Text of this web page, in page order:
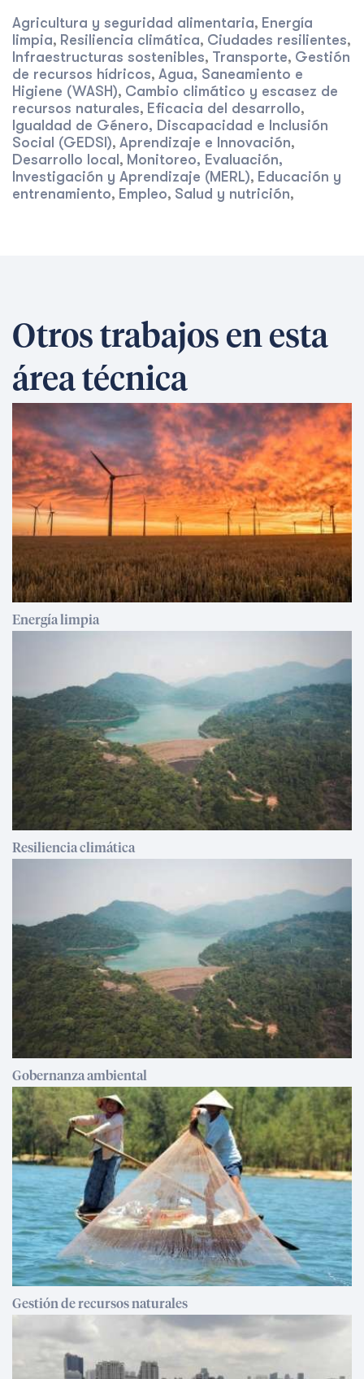
Agricultura y seguridad alimentaria, Energía
limpia, Resiliencia climática, Ciudades resilientes,
Infraestructuras sostenibles, Transporte, Gestión
de recursos hídricos, Agua, Saneamiento e
Higiene (WASH), Cambio climático y escasez de
recursos naturales, Eficacia del desarrollo,
Igualdad de Género, Discapacidad e Inclusión
Social (GEDSI), Aprendizaje e Innovación,
Desarrollo local , Monitoreo, Evaluación,
Investigación y Aprendizaje (MERL), Educación y
entrenamiento, Empleo, Salud y nutrición,
Otros trabajos en esta
área técnica
Energía limpia
Resiliencia climática
Gobernanza ambiental
Gestión de recursos naturales